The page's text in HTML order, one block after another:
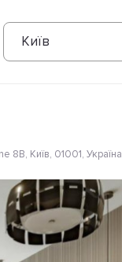
Київ
8B, Київ, 01001, Україна